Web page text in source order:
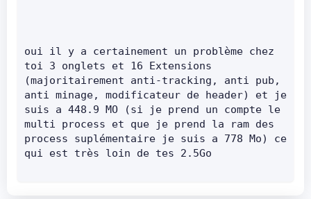
oui il y a certainement un problème chez
toi 3 onglets et 16 Extensions
(majoritairement anti-tracking, anti pub,
anti minage, modificateur de header) et je
suis a 448.9 MO (si je prend un compte le
multi process et que je prend la ram des
process suplémentaire je suis a 778 Mo) ce
qui est très loin de tes 2.5Go